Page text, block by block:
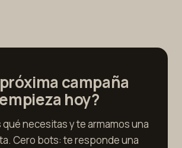
campaña
empieza hoy?
necesitas y te armamos una
Cero bots: te responde una